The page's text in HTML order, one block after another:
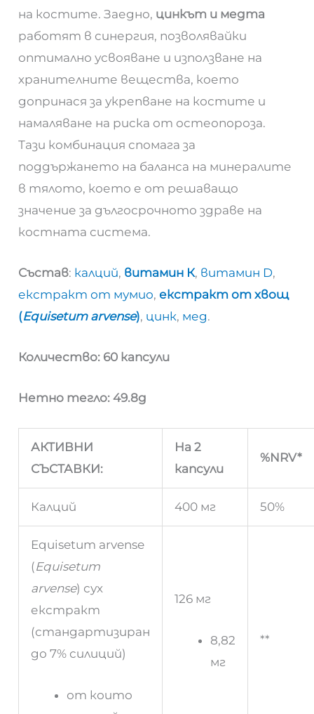
на костите. Заедно, цинкът и медта
работят в синергия, позволявайки
оптимално усвояване и използване на
хранителните вещества, което
допринася за укрепване на костите и
намаляване на риска от остеопороза.
Тази комбинация спомага за
поддържането на баланса на минералите
в тялото, което е от решаващо
значение за дългосрочното здраве на
костната система.
Състав: калций, витамин К, витамин D,
екстракт от мумио,екстракт от хвощ
(Equisetum arvense), цинк, мед.
Количество: 60 капсули
Нетно тегло: 49.8g
АКТИВНИ
СЪСТАВКИ:
На 2
капсули
%NRV*
Калций 400 мг 50%
Equisetum arvense
(Equisetum
arvense) сух
екстракт
(стандартизиран
до 7% силиций)
от които
126 мг
8,82
мг
**